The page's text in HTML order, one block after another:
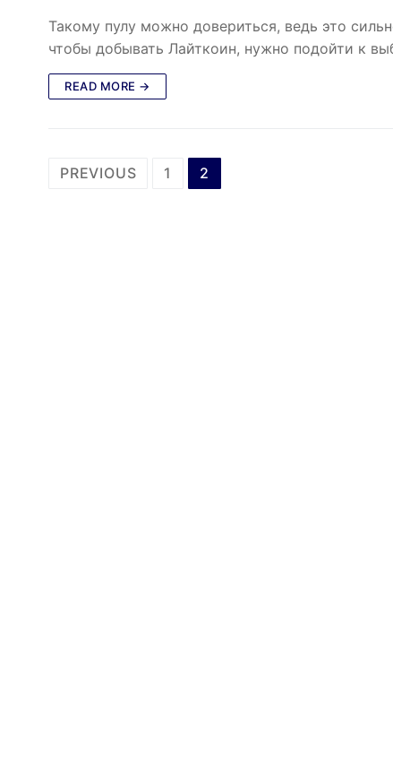
Такому пулу можно довериться, ведь это
чтобы добывать Лайткоин, нужно подойти к
READ MORE →
Posts
PREVIOUS 1 2